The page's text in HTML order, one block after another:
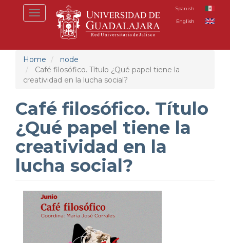
Toggle
navigation
Spanish
English
Home
node
Café filosófico. Título ¿Qué papel tiene la
creatividad en la lucha social?
Café filosófico. Título
¿Qué papel tiene la
creatividad en la
lucha social?